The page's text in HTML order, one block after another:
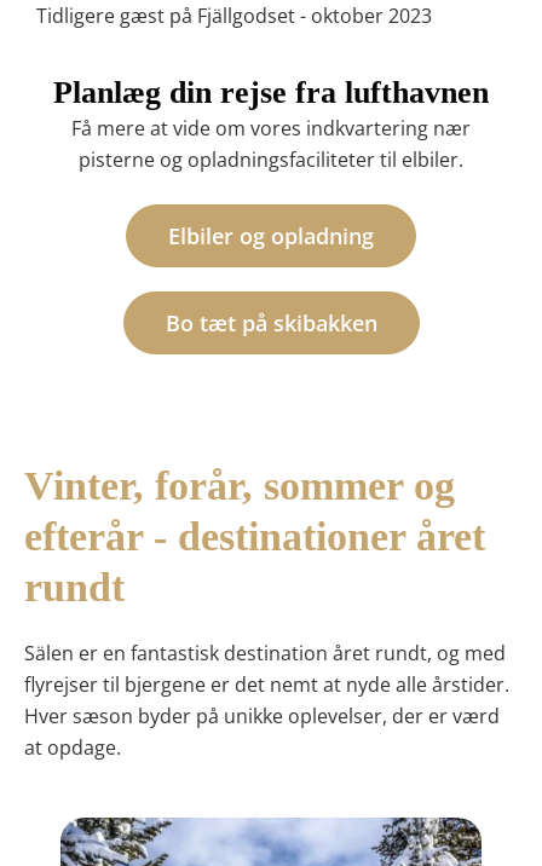
Tidligere gæst på Fjällgodset - oktober 2023
Planlæg din rejse fra lufthavnen
Få mere at vide om vores indkvartering nær
pisterne og opladningsfaciliteter til elbiler.
Elbiler og opladning
Bo tæt på skibakken
Vinter, forår, sommer og
efterår - destinationer året
rundt
Sälen er en fantastisk destination året rundt, og med
flyrejser til bjergene er det nemt at nyde alle årstider.
Hver sæson byder på unikke oplevelser, der er værd
at opdage.